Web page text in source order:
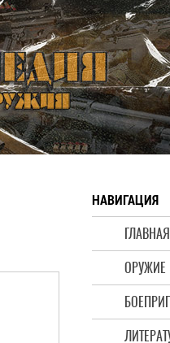
НАВИГАЦИЯ
ГЛАВНАЯ
ОРУЖИЕ